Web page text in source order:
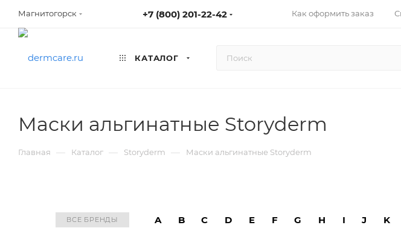
Магнитогорск +7 (800) 201-22-42 Как оформить заказ
КАТАЛОГ
Маски альгинатные Storyderm
Главная — Каталог — Storyderm — Маски альгинатные Storyderm
ВСЕ БРЕНДЫ A B C D E F G H I J K